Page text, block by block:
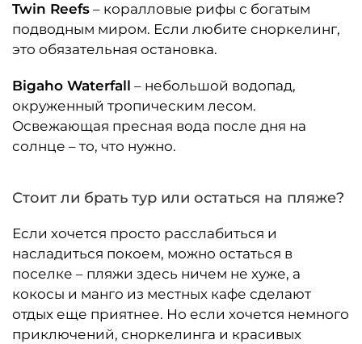
Twin Reefs – коралловые рифы с богатым
подводным миром. Если любите сноркелинг,
это обязательная остановка.
Bigaho Waterfall – небольшой водопад,
окруженный тропическим лесом.
Освежающая пресная вода после дня на
солнце – то, что нужно.
Стоит ли брать тур или остаться на пляже?
Если хочется просто расслабиться и
насладиться покоем, можно остаться в
поселке – пляжи здесь ничем не хуже, а
кокосы и манго из местных кафе сделают
отдых еще приятнее. Но если хочется немного
приключений, сноркелинга и красивых